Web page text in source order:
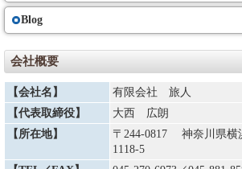
旅行契約内容・代金の変更
の中止、官公署の命令、当初の運行計画によらない
の他の当社の関与できない事由が生じた場合、契約
あります。またその変更に伴い旅行代金を変更する
い経済情勢の変動により通常予想される程度を大幅
機関の運賃・料金の改定があった場合は、旅行代金
ます。増額の場合は旅行開始日の前日から起算して
にあたる日より前にお知らせします。
②複数人数で宿泊施設等を利用する場合、申し込ん
を解除したために旅行代金を増額する場合、契約を
Blog
会社概要
【会社名】
有限会社 旅人
【代表取締役】
大西 広朗
【所在地】
〒244-0817 神奈川県横
1118-5